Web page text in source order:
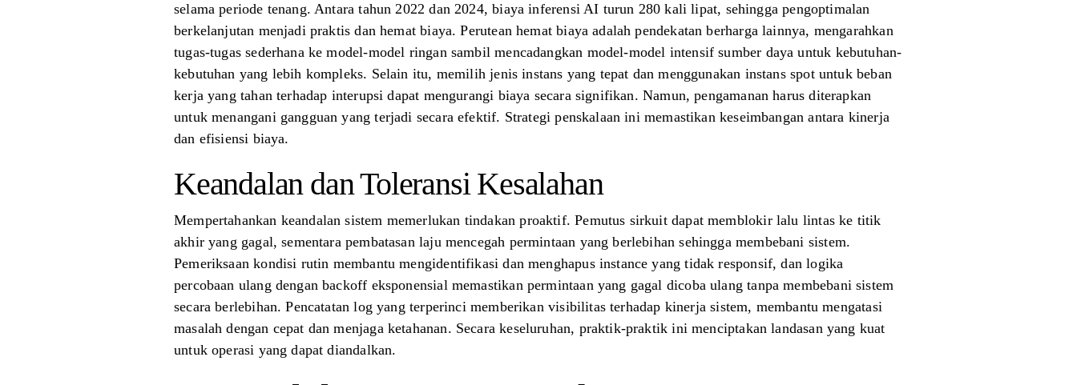
selama periode tenang. Antara tahun 2022 dan 2024, biaya inferensi AI turun 280 kali lipat, sehingga pengoptimalan
berkelanjutan menjadi praktis dan hemat biaya. Perutean hemat biaya adalah pendekatan berharga lainnya, mengarahkan
tugas-tugas sederhana ke model-model ringan sambil mencadangkan model-model intensif sumber daya untuk kebutuhan-
kebutuhan yang lebih kompleks. Selain itu, memilih jenis instans yang tepat dan menggunakan instans spot untuk beban
kerja yang tahan terhadap interupsi dapat mengurangi biaya secara signifikan. Namun, pengamanan harus diterapkan
untuk menangani gangguan yang terjadi secara efektif. Strategi penskalaan ini memastikan keseimbangan antara kinerja
dan efisiensi biaya.
Keandalan dan Toleransi Kesalahan
Mempertahankan keandalan sistem memerlukan tindakan proaktif. Pemutus sirkuit dapat memblokir lalu lintas ke titik
akhir yang gagal, sementara pembatasan laju mencegah permintaan yang berlebihan sehingga membebani sistem.
Pemeriksaan kondisi rutin membantu mengidentifikasi dan menghapus instance yang tidak responsif, dan logika
percobaan ulang dengan backoff eksponensial memastikan permintaan yang gagal dicoba ulang tanpa membebani sistem
secara berlebihan. Pencatatan log yang terperinci memberikan visibilitas terhadap kinerja sistem, membantu mengatasi
masalah dengan cepat dan menjaga ketahanan. Secara keseluruhan, praktik-praktik ini menciptakan landasan yang kuat
untuk operasi yang dapat diandalkan.